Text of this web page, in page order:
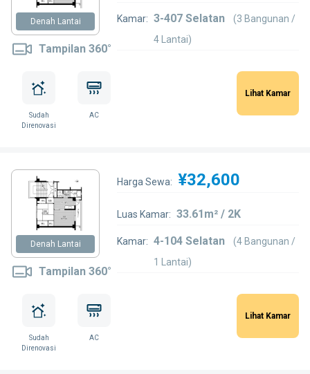
Denah Lantai
Tampilan 360°
Kamar: 3-407 Selatan
(3 Bangunan /
4 Lantai)
Sudah
Direnovasi
AC
Lihat Kamar
Denah Lantai
Tampilan 360°
Harga Sewa: ¥32,600
Luas Kamar: 33.61m² / 2K
Kamar: 4-104 Selatan
(4 Bangunan /
1 Lantai)
Sudah
Direnovasi
AC
Lihat Kamar